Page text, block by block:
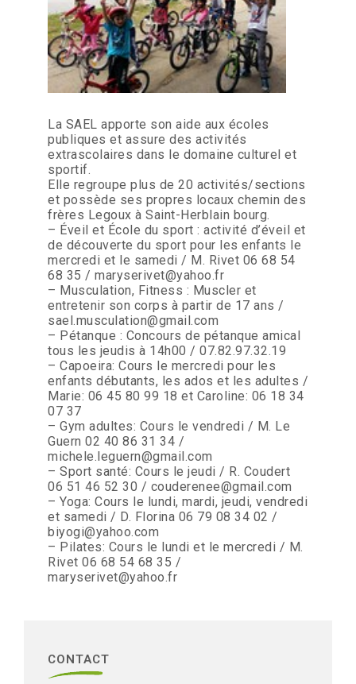
La SAEL apporte son aide aux écoles
publiques et assure des activités
extrascolaires dans le domaine culturel et
sportif.
Elle regroupe plus de 20 activités/sections
et possède ses propres locaux chemin des
frères Legoux à Saint-Herblain bourg.
– Éveil et École du sport : activité d’éveil et
de découverte du sport pour les enfants le
mercredi et le samedi / M. Rivet 06 68 54
68 35 / maryserivet@yahoo.fr
– Musculation, Fitness : Muscler et
entretenir son corps à partir de 17 ans /
sael.musculation@gmail.com
– Pétanque : Concours de pétanque amical
tous les jeudis à 14h00 / 07.82.97.32.19
– Capoeira: Cours le mercredi pour les
enfants débutants, les ados et les adultes /
Marie: 06 45 80 99 18 et Caroline: 06 18 34
07 37
– Gym adultes: Cours le vendredi / M. Le
Guern 02 40 86 31 34 /
michele.leguern@gmail.com
– Sport santé: Cours le jeudi / R. Coudert
06 51 46 52 30 / couderenee@gmail.com
– Yoga: Cours le lundi, mardi, jeudi, vendredi
et samedi / D. Florina 06 79 08 34 02 /
biyogi@yahoo.com
– Pilates: Cours le lundi et le mercredi / M.
Rivet 06 68 54 68 35 /
maryserivet@yahoo.fr
CONTACT